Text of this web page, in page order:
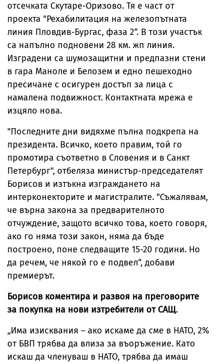
отсечката Скутаре-Оризово. Тя е част от
проекта "Рехабилитация на железопътната
линия Пловдив-Бургас, фаза 2“. В този участък
са напълно подновени 28 км. жп линия.
Изградени са шумозащитни и предпазни стени
в гара Маноле и Белозем и едно пешеходно
пресичане с осигурен достъп за лица с
намалена подвижност. Контактната мрежа е
изцяло нова.
"Последните дни видяхме пълна подкрепа на
президента. Всичко, което правим, той го
промотира съответно в Словения и в Санкт
Петербург", отбеляза министър-председателят
Борисов и изтъкна изграждането на
интерконекторите и магистралите. "Съжалявам,
че върна закона за предварителното
отчуждение, защото всичко това, което говоря,
ако го няма този закон, няма да бъде
построено, поне следващите 15-20 години. Но
да речем, че някой го е подвел“, добави
премиерът.
Борисов коментира и развоя на преговорите
за покупка на нови изтребители от САЩ.
„Има изисквания – ако искаме да сме в НАТО, 2%
от БВП трябва да влиза за въоръжение. Като
искаш да членуваш в НАТО, трябва да имаш